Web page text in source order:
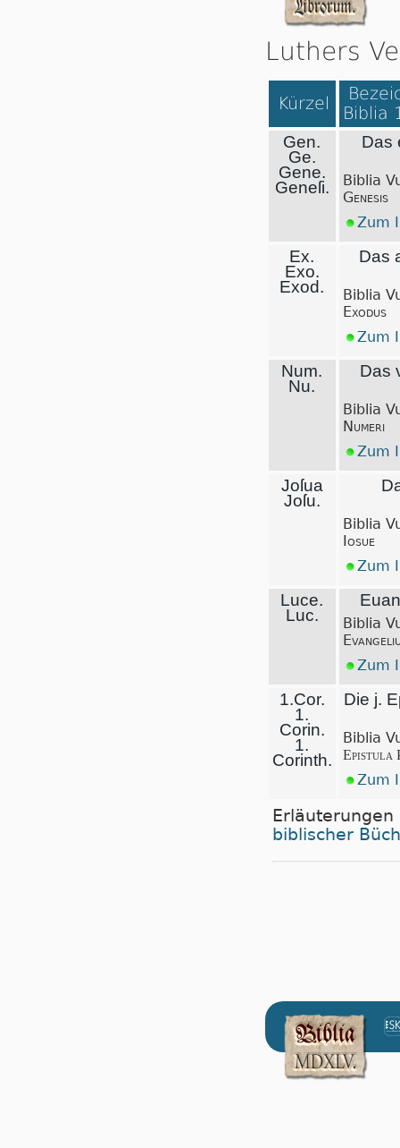
Luthers
Kürzel
Biblia
Gen.
Ge.
Gene.
Geneſi.
Das
Biblia
Genesis
Zum
Ex.
Exo.
Exod.
Das
Biblia
Exodus
Zum
Num.
Nu.
Das
Biblia
Numeri
Zum
Joſua
Joſu.
Biblia
Iosue
Zum
Luce.
Luc.
Biblia
Zum
1.Cor.
1.
Corin.
1.
Corinth.
Die j.
Biblia
Epistula
Zum
biblischer